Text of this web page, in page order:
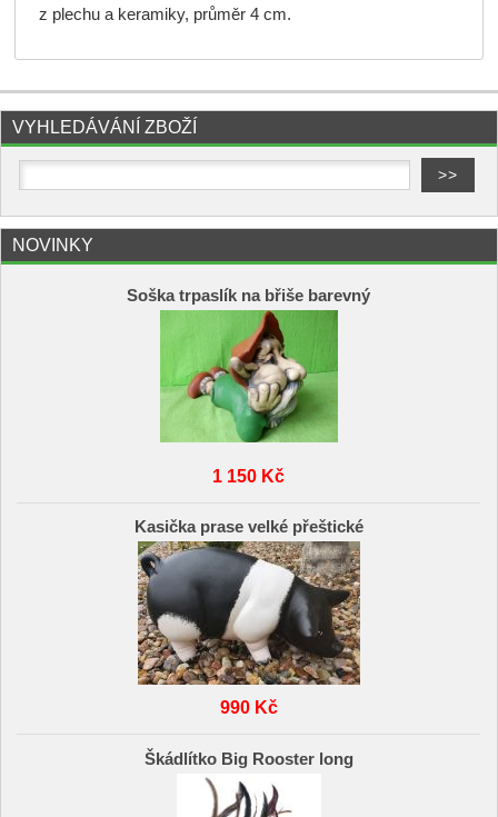
z plechu a keramiky, průměr 4 cm.
VYHLEDÁVÁNÍ ZBOŽÍ
NOVINKY
Soška trpaslík na břiše barevný
1 150 Kč
Kasička prase velké přeštické
990 Kč
Škádlítko Big Rooster long